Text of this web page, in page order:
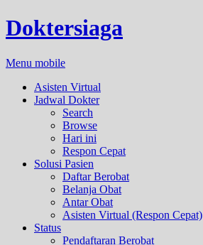
Doktersiaga
Menu mobile
Asisten Virtual
Jadwal Dokter
Search
Browse
Hari ini
Respon Cepat
Solusi Pasien
Daftar Berobat
Belanja Obat
Antar Obat
Asisten Virtual (Respon Cepat)
Status
Pendaftaran Berobat